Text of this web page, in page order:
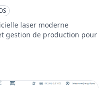
laser moderne
gestion de production pour